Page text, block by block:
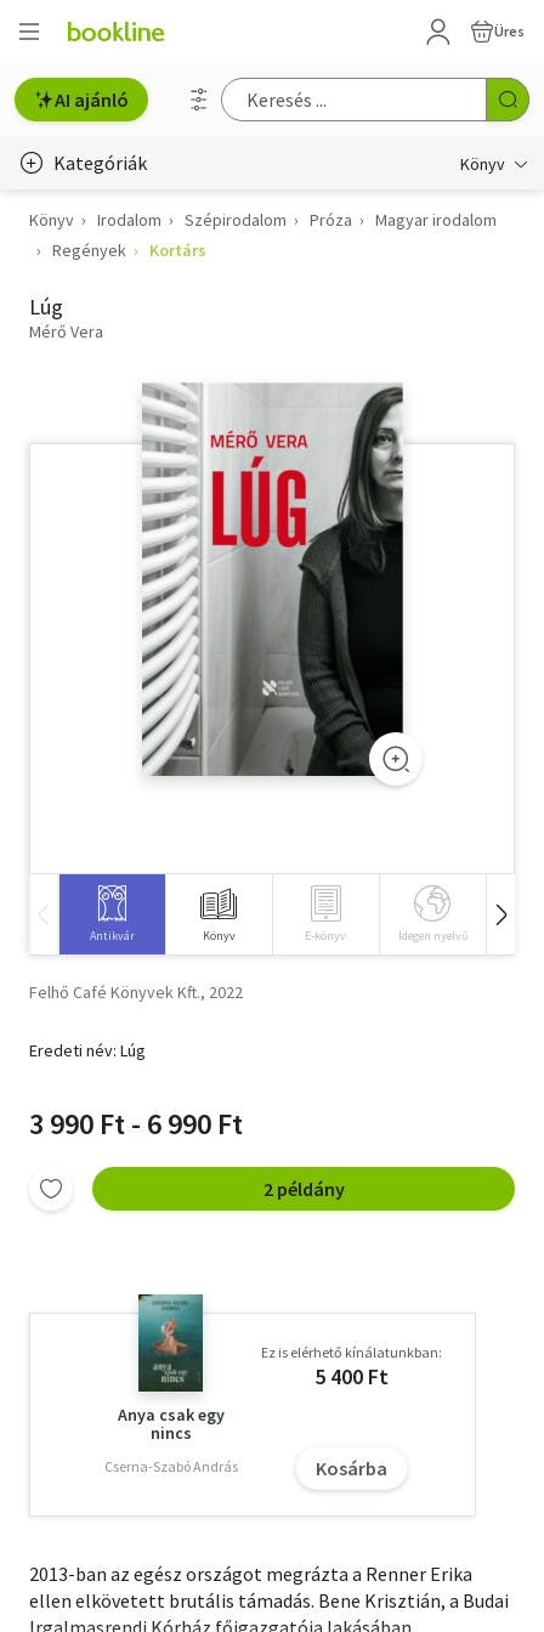
Üres
AI ajánló
Kategóriák Könyv
Életmód, egészség
Gyermek- és ifjúsági
Hobbi, szabadidő
Szótár, nyelvkönyv
Tankönyv, segédkönyv
Társadalomtudomány
Természettudomány
Könyv Irodalom Szépirodalom Próza
Magyar irodalom
Regények
Kortárs
Lúg
Mérő Vera
Antikvár Könyv E-könyv Idegen nyelvű
Felhő Café Könyvek Kft., 2022
Eredeti név: Lúg
3 990 Ft - 6 990 Ft
2 példány
Anya csak egy
nincs
Cserna-Szabó András
Ez is elérhető kínálatunkban:
5 400 Ft
Kosárba
2013-ban az egész országot megrázta a Renner Erika
ellen elkövetett brutális támadás. Bene Krisztián, a Budai
Irgalmasrendi Kórház főigazgatója lakásában